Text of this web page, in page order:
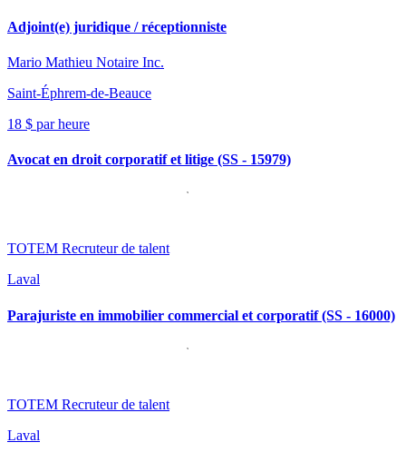
Adjoint(e) juridique / réceptionniste
Mario Mathieu Notaire Inc.
Saint-Éphrem-de-Beauce
18 $ par heure
Avocat en droit corporatif et litige (SS - 15979)
TOTEM Recruteur de talent
Laval
Parajuriste en immobilier commercial et corporatif (SS - 16000)
TOTEM Recruteur de talent
Laval